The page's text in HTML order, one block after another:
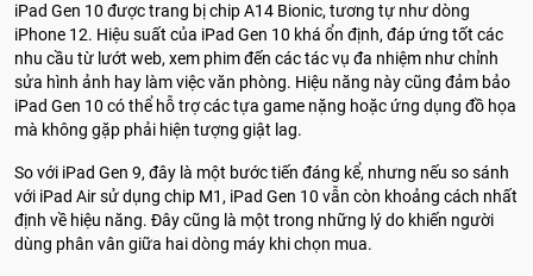
iPad Gen 10 được trang bị chip A14 Bionic, tương tự như dòng
iPhone 12. Hiệu suất của iPad Gen 10 khá ổn định, đáp ứng tốt các
nhu cầu từ lướt web, xem phim đến các tác vụ đa nhiệm như chỉnh
sửa hình ảnh hay làm việc văn phòng. Hiệu năng này cũng đảm bảo
iPad Gen 10 có thể hỗ trợ các tựa game nặng hoặc ứng dụng đồ họa
mà không gặp phải hiện tượng giật lag.
So với iPad Gen 9, đây là một bước tiến đáng kể, nhưng nếu so sánh
với iPad Air sử dụng chip M1, iPad Gen 10 vẫn còn khoảng cách nhất
định về hiệu năng. Đây cũng là một trong những lý do khiến người
dùng phân vân giữa hai dòng máy khi chọn mua.